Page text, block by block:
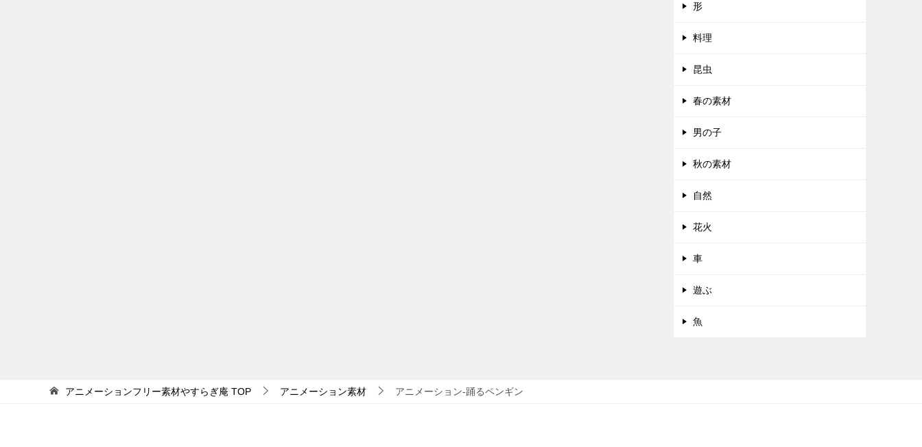
形
料理
昆虫
春の素材
男の子
秋の素材
自然
花火
車
遊ぶ
魚
アニメーションフリー素材やすらぎ庵 TOP アニメーション素材 アニメーション-踊るペンギン